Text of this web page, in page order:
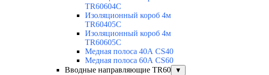
TR60604C
Изоляционный короб 4м
TR60405C
Изоляционный короб 4м
TR60605C
Медная полоса 40А CS40
Медная полоса 60А CS60
Вводные направляющие TR60
▼